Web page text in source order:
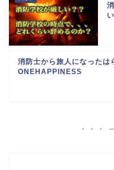
消防士から旅人になったは
ONEHAPPINESS